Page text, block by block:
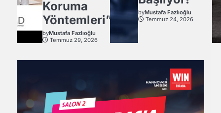
Koruma
Yöntemleri”
byMustafa Fazlıoğlu
Temmuz 29, 2026
byMustafa Fazlıoğlu
Temmuz 24, 2026